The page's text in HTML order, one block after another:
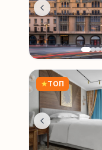
★ТОП